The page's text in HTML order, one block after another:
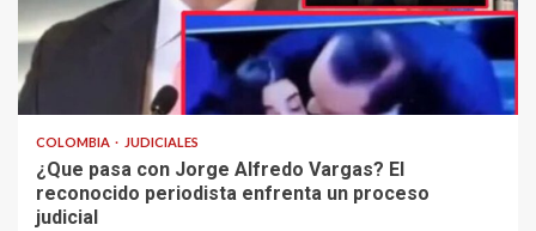
COLOMBIA JUDICIALES
¿Que pasa con Jorge Alfredo Vargas? El
reconocido periodista enfrenta un proceso
judicial